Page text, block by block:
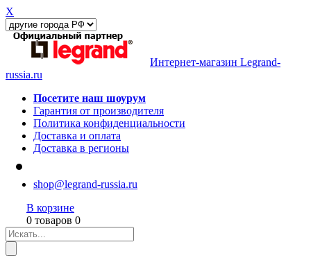
X
Интернет-магазин Legrand-
russia.ru
Посетите наш шоурум
Гарантия от производителя
Политика конфиденциальности
Доставка и оплата
Доставка в регионы
shop@legrand-russia.ru
В корзине
0 товаров 0